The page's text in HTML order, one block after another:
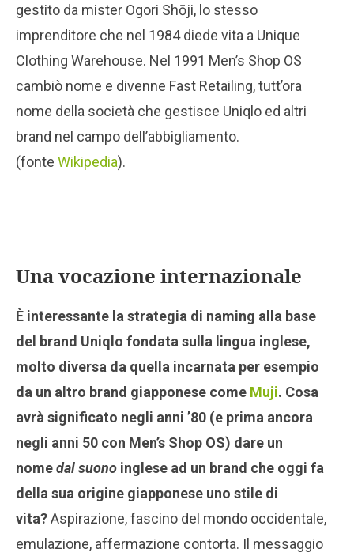
gestito da mister Ogori Shōji, lo stesso
imprenditore che nel 1984 diede vita a Unique
Clothing Warehouse. Nel 1991 Men’s Shop OS
cambiò nome e divenne Fast Retailing, tutt’ora
nome della società che gestisce Uniqlo ed altri
brand nel campo dell’abbigliamento.
(fonte Wikipedia).
Una vocazione internazionale
È interessante la strategia di naming alla base
del brand Uniqlo fondata sulla lingua inglese,
molto diversa da quella incarnata per esempio
da un altro brand giapponese come Muji. Cosa
avrà significato negli anni ’80 (e prima ancora
negli anni 50 con Men’s Shop OS) dare un
nomedal suono inglese ad un brand che oggi fa
della sua origine giapponese uno stile di
vita?Aspirazione, fascino del mondo occidentale,
emulazione, affermazione contorta. Il messaggio